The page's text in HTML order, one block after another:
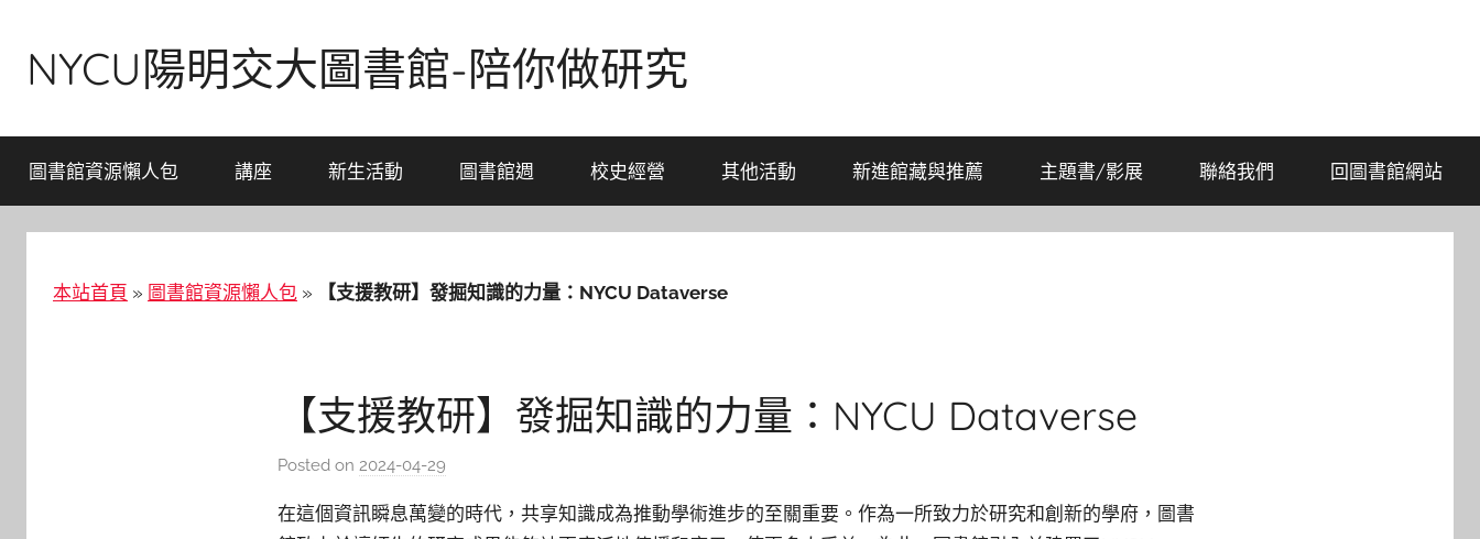
contentNYCU陽明交大圖書館-陪你做研究
圖書館資源懶人包 講座 新生活動 圖書館週 校史經營 其他活動 新進館藏與推薦 主題書/影展 聯絡我們 回圖書館網站
本站首頁 » 圖書館資源懶人包 » 【支援教研】發掘知識的力量：NYCU Dataverse
【支援教研】發掘知識的力量：NYCU Dataverse
Posted on 2024-04-29
c
在這個資訊瞬息萬變的時代，共享知識成為推動學術進步的至關重要。作為一所致力於研究和創新的學府，圖書